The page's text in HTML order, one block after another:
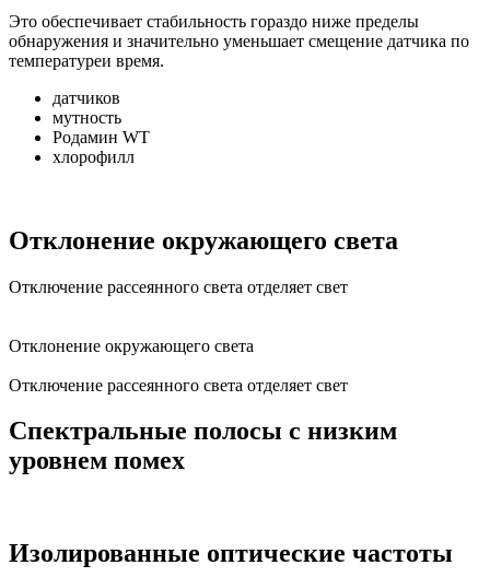
Это обеспечивает стабильность гораздо ниже пределы
обнаружения и значительно уменьшает смещение датчика по
температуреи время.
датчиков
мутность
Родамин WT
хлорофилл
Отклонение окружающего света
Отключение рассеянного света отделяет свет
Отклонение окружающего света
Отключение рассеянного света отделяет свет
Спектральные полосы с низким
уровнем помех
Изолированные оптические частоты